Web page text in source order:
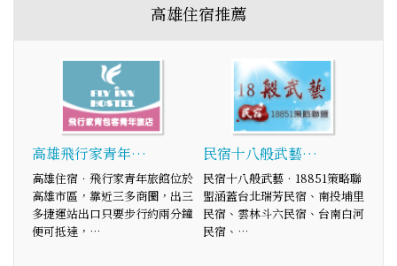
高雄住宿推薦
高雄飛行家青年…
高雄住宿．飛行家青年旅館位於
高雄市區，靠近三多商圈，出三
多捷運站出口只要步行約兩分鐘
便可抵達，…
民宿十八般武藝…
民宿十八般武藝‧18851策略聯
盟涵蓋台北瑞芳民宿、南投埔里
民宿、雲林斗六民宿、台南白河
民宿、…